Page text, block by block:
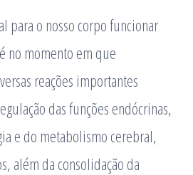
para o nosso corpo funcionar
no momento em que
reações importantes
das funções endócrinas,
e do metabolismo cerebral,
além da consolidação da